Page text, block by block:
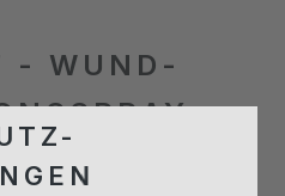
- WUND-